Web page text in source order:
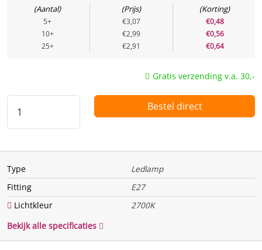
Energielabel
Vermogen (Watt)
Uitgangsspanning
Functie
Dimbaar
Ja, Traploos
Bewegingssensor
Lichtsensor
Nee
Aantal Prijs Korting
5+ €3,07
€0,48
10+
€2,99
€0,56
25+
€2,91 €0,64
Gratis verzending v.a. 30,-
Bestel direct
Type
Ledlamp
Fitting
E27
Lichtkleur
2700K
Bekijk alle specificaties